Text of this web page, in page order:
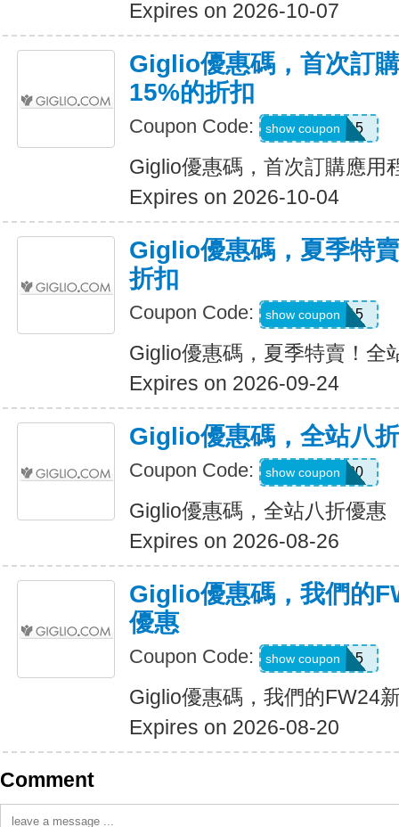
Expires on 2026-10-07
Giglio優惠碼，首次訂
15%的折扣
Coupon Code: APP15
show coupon
Giglio優惠碼，首次訂購應用
Expires on 2026-10-04
Giglio優惠碼，夏季特
折扣
Coupon Code: SUMMER15
show coupon
Giglio優惠碼，夏季特賣！全
Expires on 2026-09-24
Giglio優惠碼，全站八
Coupon Code: CALL20
show coupon
Giglio優惠碼，全站八折優惠
Expires on 2026-08-26
Giglio優惠碼，我們的
優惠
Coupon Code: EXTRA15
show coupon
Giglio優惠碼，我們的FW24
Expires on 2026-08-20
Comment